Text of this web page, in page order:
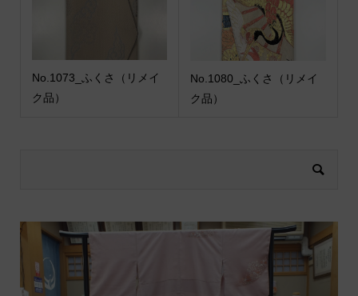
No.1073_ふくさ（リメイ
ク品）
No.1080_ふくさ（リメイ
ク品）